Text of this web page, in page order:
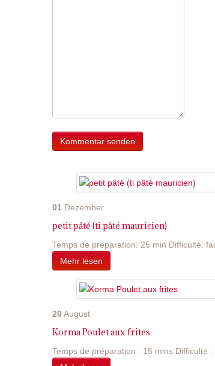
01 Dezember
petit pâté (ti pâté mauricien)
Temps de préparation: 25 min Difficulté:
Mehr lesen
20 August
Korma Poulet aux frites
Temps de préparation : 15 mins Difficulté